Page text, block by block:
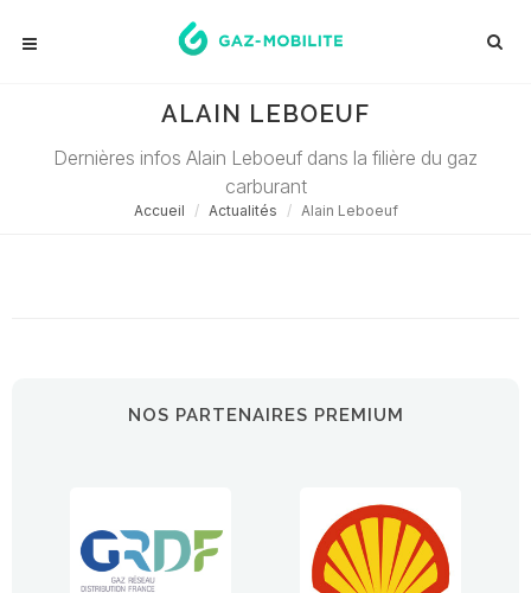
ALAIN LEBOEUF
Dernières infos Alain Leboeuf dans la filière du gaz
carburant
Accueil Actualités Alain Leboeuf
NOS PARTENAIRES PREMIUM